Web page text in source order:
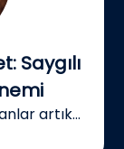
Saygılı
artık...